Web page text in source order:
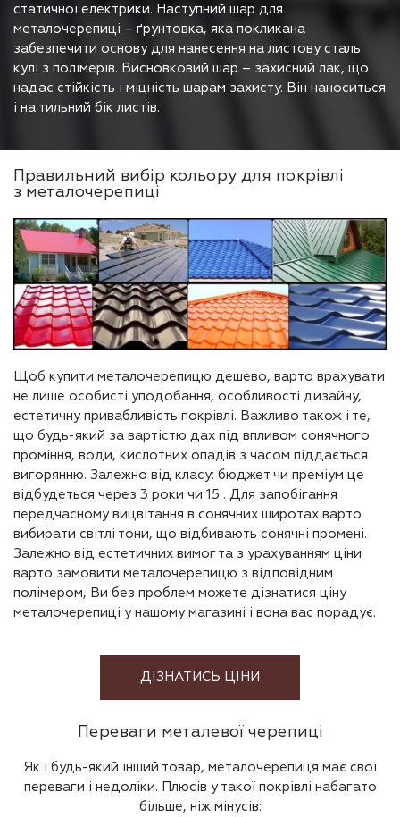
статичної електрики. Наступний шар для
металочерепиці – ґрунтовка, яка покликана
забезпечити основу для нанесення на листову сталь
кулі з полімерів. Висновковий шар – захисний лак, що
надає стійкість і міцність шарам захисту. Він наноситься
і на тильний бік листів.
Правильний вибір кольору для покрівлі
з металочерепиці
Щоб купити металочерепицю дешево, варто врахувати
не лише особисті уподобання, особливості дизайну,
естетичну привабливість покрівлі. Важливо також і те,
що будь-який за вартістю дах під впливом сонячного
проміння, води, кислотних опадів з часом піддається
вигорянню. Залежно від класу: бюджет чи преміум це
відбудеться через 3 роки чи 15 . Для запобігання
передчасному вицвітання в сонячних широтах варто
вибирати світлі тони, що відбивають сонячні промені.
Залежно від естетичних вимог та з урахуванням ціни
варто замовити металочерепицю з відповідним
полімером, Ви без проблем можете дізнатися ціну
металочерепиці у нашому магазині і вона вас порадує.
ДІЗНАТИСЬ ЦІНИ
Переваги металевої черепиці
Як і будь-який інший товар, металочерепиця має свої
переваги і недоліки. Плюсів у такої покрівлі набагато
більше, ніж мінусів: